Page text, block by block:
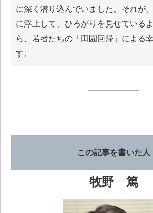
に深く潜り込んでいました。それが
に浮上して、ひろがりを見せている
ら、若者たちの「田園回帰」による
す。
この記事を書いた人
牧野 篤